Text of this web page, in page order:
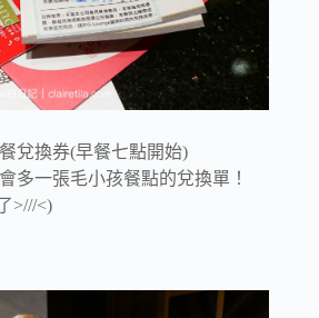
兌換券(早餐七點開始)
多一張毛小孩餐點的兌換單！
>///<)